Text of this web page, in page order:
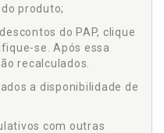
produto;
do PAP, clique
se. Após essa
recalculados.
a disponibilidade de
com outras